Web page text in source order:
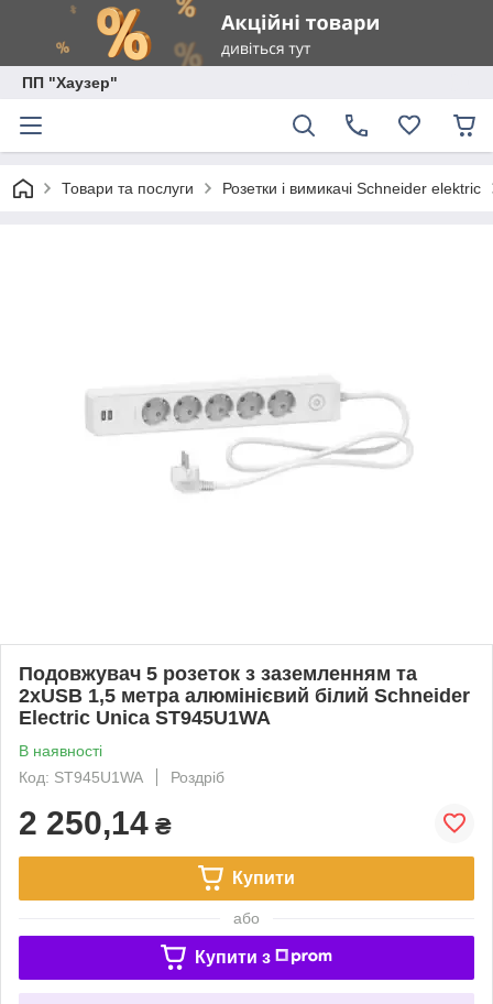
ПП "Хаузер"
Товари та послуги Розетки і вимикачі Schneider elektric
Подовжувач 5 розеток з заземленням та
2хUSB 1,5 метра алюмінієвий білий Schneider
Electric Unica ST945U1WA
В наявності
Код: ST945U1WA
Роздріб
2 250,14 ₴
Купити
або
Купити з